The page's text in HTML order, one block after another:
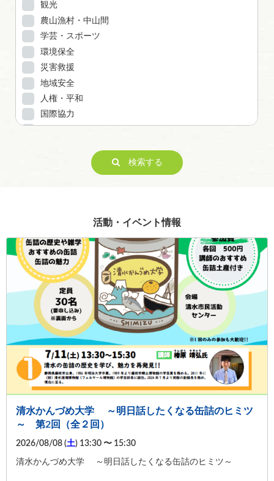
観光
農山漁村・中山間
学芸・スポーツ
環境保全
災害救援
地域安全
人権・平和
国際協力
科学技術の振興
連絡・助言・援助
条例で定める活動
検索する
活動・イベント情報
清水かんづめ大学 ～明日話したくなる缶詰のヒミツ
～ 第2回（全２回）
2026/08/08 (土) 13:30 〜 15:30
清水かんづめ大学 ～明日話したくなる缶詰のヒミツ～